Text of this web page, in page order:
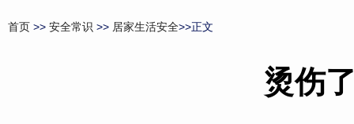
首页 >> 安全常识 >> 居家生活安全>>正文
烫伤